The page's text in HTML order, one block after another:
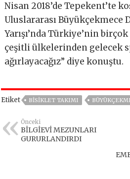
Nisan 2018’de Tepekent’te
Uluslararası Büyükçekmece
Yarışı’nda Türkiye’nin
çeşitli ülkelerinden gelecek
ağırlayacağız” diye konuştu.
Etiket BISIKLET TAKIMI
Önceki
BİLGİEVİ MEZUNLARI
GURURLANDIRDI